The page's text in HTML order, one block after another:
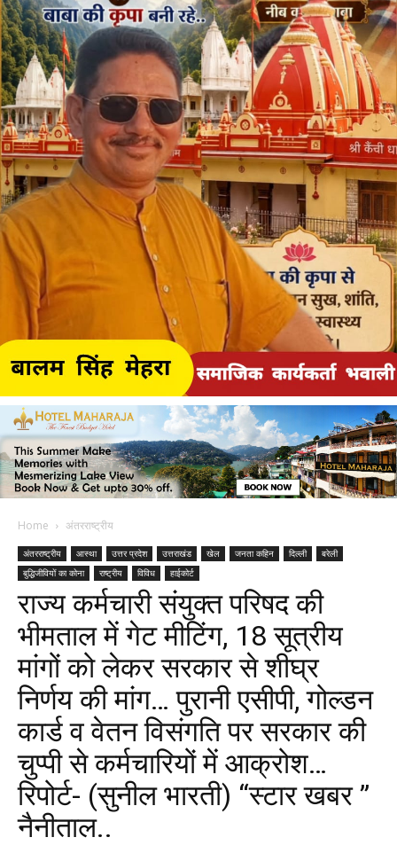
Home अंतरराष्ट्रीय
अंतरराष्ट्रीय आस्था उत्तर प्रदेश उत्तराखंड खेल जनता कहिन दिल्ली
बरेली
बुद्धिजीवियों का कोना
राष्ट्रीय विविध हाईकोर्ट
राज्य कर्मचारी संयुक्त परिषद की
भीमताल में गेट मीटिंग, 18 सूत्रीय
मांगों को लेकर सरकार से शीघ्र
निर्णय की मांग… पुरानी एसीपी, गोल्डन
कार्ड व वेतन विसंगति पर सरकार की
चुप्पी से कर्मचारियों में आक्रोश…
रिपोर्ट- (सुनील भारती) “स्टार खबर ”
नैनीताल..